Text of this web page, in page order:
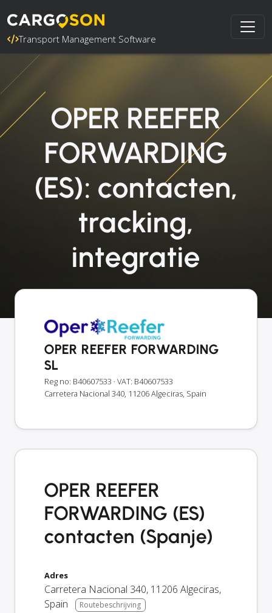
Transport Management Software
OPER REEFER
FORWARDING
(ES): contacten,
tracking,
integratie
OPER REEFER FORWARDING
SL
Reg no: B40607533 · VAT: B40607533
Carretera Nacional 340, 11206 Algeciras, Spain
OPER REEFER
FORWARDING (ES)
contacten (Spanje)
Adres
Carretera Nacional 340, 11206 Algeciras,
Spain
Routebeschrijving